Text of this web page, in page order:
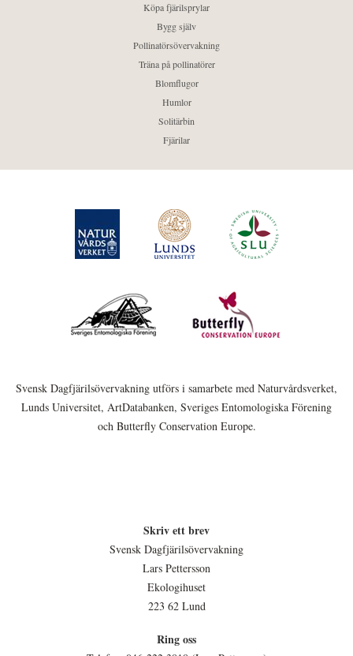
Köpa fjärilsprylar
Bygg själv
Pollinatörsövervakning
Träna på pollinatörer
Blomflugor
Humlor
Solitärbin
Fjärilar
Svensk Dagfjärilsövervakning utförs i samarbete med Naturvårdsverket,
Lunds Universitet, ArtDatabanken, Sveriges Entomologiska Förening
och Butterfly Conservation Europe.
Skriv ett brev
Svensk Dagfjärilsövervakning
Lars Pettersson
Ekologihuset
223 62 Lund
Ring oss